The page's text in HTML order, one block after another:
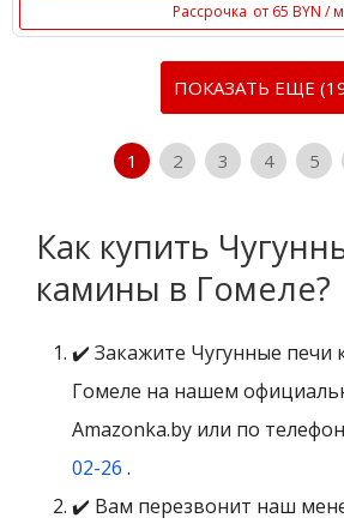
Рассрочка от 65 BYN /
ПОКАЗАТЬ ЕЩЕ
1 2 3 4 5
Как купить
камины в Гомеле?
✔️ Закажите Чугунные печи
Гомеле на нашем
Amazonka.by или по
02-26 .
✔️ Вам перезвонит наш